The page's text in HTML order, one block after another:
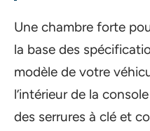
Une chambre forte
la base des
modèle de votre
l’intérieur de la
des serrures à clé et